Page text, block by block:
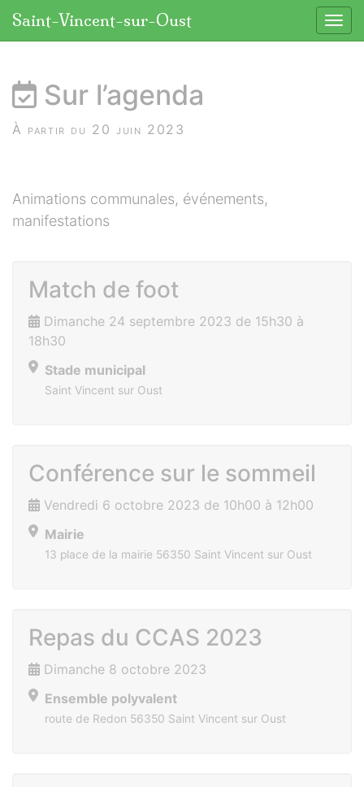
Saint-Vincent-sur-Oust
Sur l’agenda
À partir du 20 juin 2023
Animations communales, événements,
manifestations
Match de foot
Dimanche 24 septembre 2023 de 15h30 à
18h30
Stade municipal
Saint Vincent sur Oust
Conférence sur le sommeil
Vendredi 6 octobre 2023 de 10h00 à 12h00
Mairie
13 place de la mairie 56350 Saint Vincent sur Oust
Repas du CCAS 2023
Dimanche 8 octobre 2023
Ensemble polyvalent
route de Redon 56350 Saint Vincent sur Oust
Panneau de gestion des cookies